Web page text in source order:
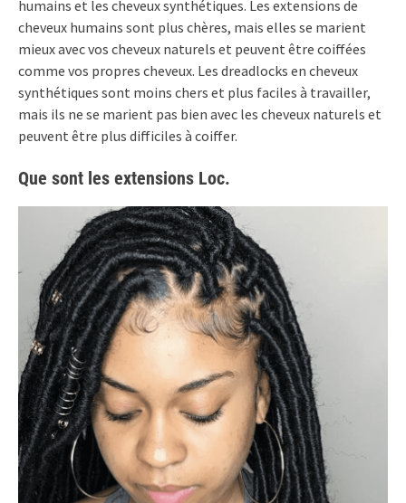
humains et les cheveux synthétiques. Les extensions de
cheveux humains sont plus chères, mais elles se marient
mieux avec vos cheveux naturels et peuvent être coiffées
comme vos propres cheveux. Les dreadlocks en cheveux
synthétiques sont moins chers et plus faciles à travailler,
mais ils ne se marient pas bien avec les cheveux naturels et
peuvent être plus difficiles à coiffer.
Que sont les extensions Loc.